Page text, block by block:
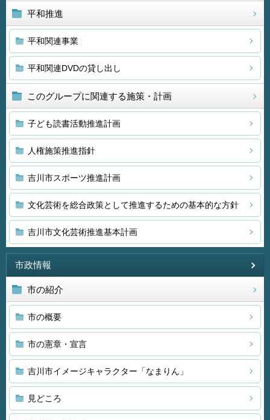
平和推進
平和関連事業
平和関連DVDの貸し出し
このグループに関連する施策・計画
子ども読書活動推進計画
人権施策推進指針
吉川市スポーツ推進計画
文化芸術を総合政策として推進するための基本的な方針
吉川市文化芸術推進基本計画
市政情報
市の紹介
市の概要
市の憲章・宣言
吉川市イメージキャラクター「なまりん」
見どころ